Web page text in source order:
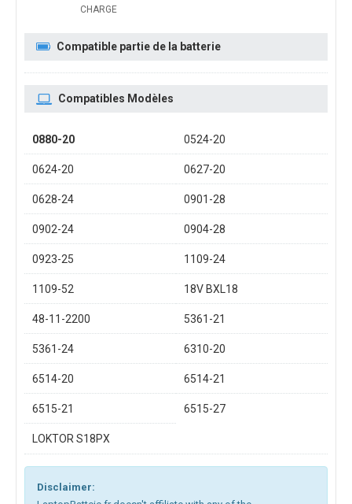
CHARGE
Compatible partie de la batterie
Compatibles Modèles
0880-20 0524-20
0624-20 0627-20
0628-24 0901-28
0902-24 0904-28
0923-25 1109-24
1109-52 18V BXL18
48-11-2200 5361-21
5361-24 6310-20
6514-20 6514-21
6515-21 6515-27
LOKTOR S18PX
Disclaimer: